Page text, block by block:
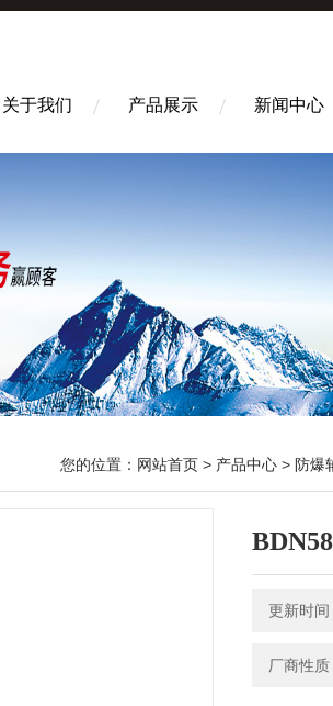
关于我们 产品展示 新闻中心
您的位置： 网站首页 > 产品中心 > 防爆
更新时
厂商性